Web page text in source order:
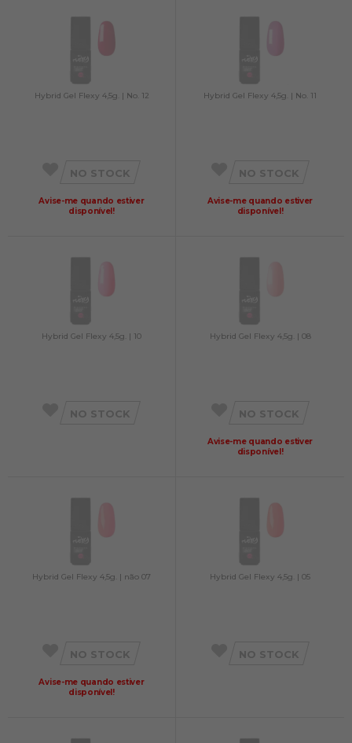
Hybrid Gel Flexy 4,5g. | No. 12
NO STOCK
Avise-me quando estiver
disponível!
Hybrid Gel Flexy 4,5g. | No. 11
NO STOCK
Avise-me quando estiver
disponível!
Hybrid Gel Flexy 4,5g. | 10
NO STOCK
Hybrid Gel Flexy 4,5g. | 08
NO STOCK
Avise-me quando estiver
disponível!
Hybrid Gel Flexy 4,5g. | não 07
NO STOCK
Avise-me quando estiver
disponível!
Hybrid Gel Flexy 4,5g. | 05
NO STOCK